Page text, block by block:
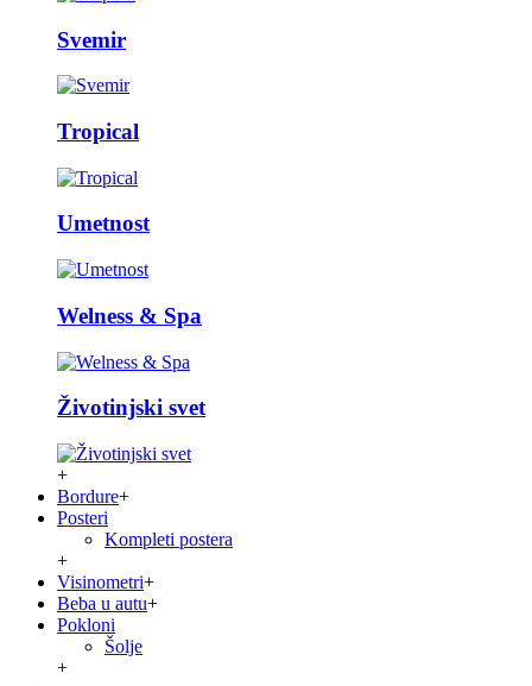
Svemir
Tropical
Umetnost
Welness & Spa
Životinjski svet
+
Bordure+
Posteri
Kompleti postera
+
Visinometri+
Beba u autu+
Pokloni
Šolje
+